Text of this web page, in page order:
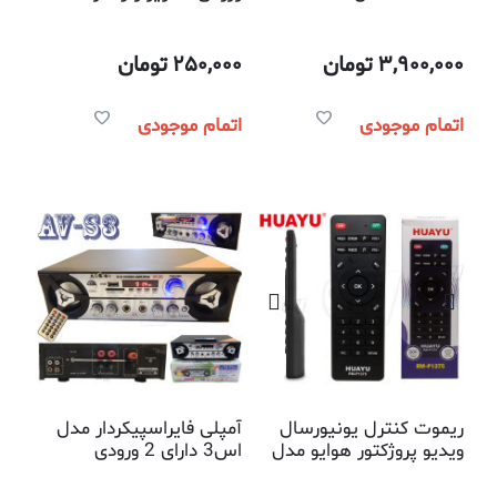
3,900,000تومان
اتمام موجودی
250,000تومان
اتمام موجودی
ریموت کنترل یونیورسال
ویدیو پروژکتور هوایو مدل
آمپلی فایراسپیکردار مدل
اس3 دارای 2 ورودی